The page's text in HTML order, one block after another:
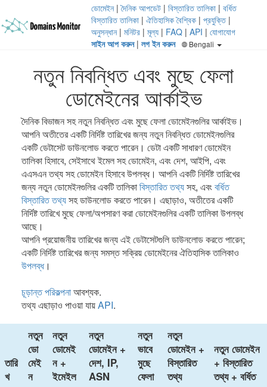
ডোমেইন|দৈনিক আপডেট | বিস্তারিত তালিকা | বর্ধিত
বিস্তারিত তালিকা | ঐতিহাসিক বৈশ্বিক | প্রযুক্তি|
অনুসন্ধান| মনিটর | মূল্য | FAQ | API | যোগাযোগ
সাইন আপ করুন| লগ ইন করুন Bengali
নতুন নিবন্ধিত এবং মুছে ফেলা
ডোমেইনের আর্কাইভ
দৈনিক বিভাজন সহ নতুন নিবন্ধিত এবং মুছে ফেলা ডোমেইনগুলির আর্কাইভ।
আপনি অতীতের একটি নির্দিষ্ট তারিখের জন্য নতুন নিবন্ধিত ডোমেইনগুলির
একটি ডেটাসেট ডাউনলোড করতে পারেন। ডেটা একটি সাধারণ ডোমেইন
তালিকা হিসাবে, সেইসাথে ইমেল সহ ডোমেইন, এবং দেশ, আইপি, এবং
এএসএন তথ্য সহ ডোমেইন হিসাবে উপলব্ধ। আপনি একটি নির্দিষ্ট তারিখের
জন্য নতুন ডোমেইনগুলির একটি তালিকাবিস্তারিত তথ্যসহ, এবংবর্ধিত
বিস্তারিত তথ্যসহ ডাউনলোড করতে পারেন। এছাড়াও, অতীতের একটি
নির্দিষ্ট তারিখে মুছে ফেলা/অপসারণ করা ডোমেইনগুলির একটি তালিকা উপলব্ধ
আছে।
আপনি প্রয়োজনীয় তারিখের জন্য এই ডেটাসেটগুলি ডাউনলোড করতে পারেন;
একটি নির্দিষ্ট তারিখের জন্য সমস্ত সক্রিয় ডোমেইনের ঐতিহাসিক তালিকাও
উপলব্ধ।
চূড়ান্ত পরিকল্পনাআবশ্যক.
তথ্য এছাড়াও পাওয়া যায়API.
তারি
খ
নতুন
ডো
মেই
ন
নতুন
ডোমেই
ন +
ইমেইল
নতুন
ডোমেইন +
দেশ, IP,
ASN
নতুন
ভাবে
মুছে
ফেলা
নতুন
ডোমেইন +
বিস্তারিত
তথ্য
নতুন ডোমেইন
+ বিস্তারিত
তথ্য + বর্ধিত